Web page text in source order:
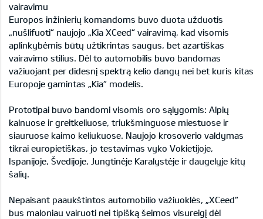
vairavimu
Europos inžinierių komandoms buvo duota užduotis
„nušlifuoti“ naujojo „Kia XCeed“ vairavimą, kad visomis
aplinkybėmis būtų užtikrintas saugus, bet azartiškas
vairavimo stilius. Dėl to automobilis buvo bandomas
važiuojant per didesnį spektrą kelio dangų nei bet kuris kitas
Europoje gamintas „Kia“ modelis.
Prototipai buvo bandomi visomis oro sąlygomis: Alpių
kalnuose ir greitkeliuose, triukšminguose miestuose ir
siauruose kaimo keliukuose. Naujojo krosoverio valdymas
tikrai europietiškas, jo testavimas vyko Vokietijoje,
Ispanijoje, Švedijoje, Jungtinėje Karalystėje ir daugelyje kitų
šalių.
Nepaisant paaukštintos automobilio važiuoklės, „XCeed“
bus maloniau vairuoti nei tipišką šeimos visureigį dėl